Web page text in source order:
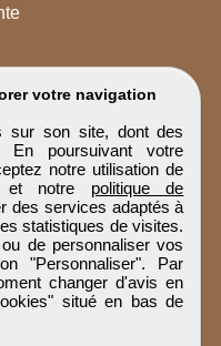
votre navigation
sur son site, dont des
En poursuivant votre
notre utilisation de
et notre politique de
des services adaptés à
statistiques de visites.
de personnaliser vos
"Personnaliser". Par
changer d'avis en
situé en bas de